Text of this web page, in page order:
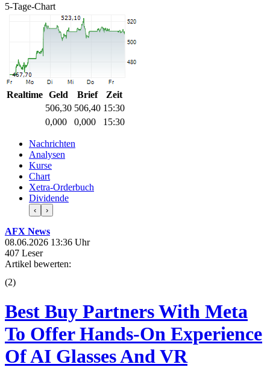
5-Tage-Chart
Realtime Geld Brief
Zeit
506,30 506,40 15:30
0,000
0,000 15:30
Nachrichten
Analysen
Kurse
Chart
Xetra-Orderbuch
Dividende
‹ ›
AFX News
08.06.2026 13:36 Uhr
407 Leser
Artikel bewerten:
(2)
Best Buy Partners With Meta
To Offer Hands-On Experience
Of AI Glasses And VR